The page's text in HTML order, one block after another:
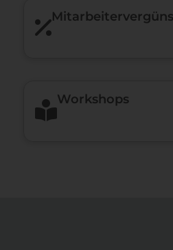
Workshops